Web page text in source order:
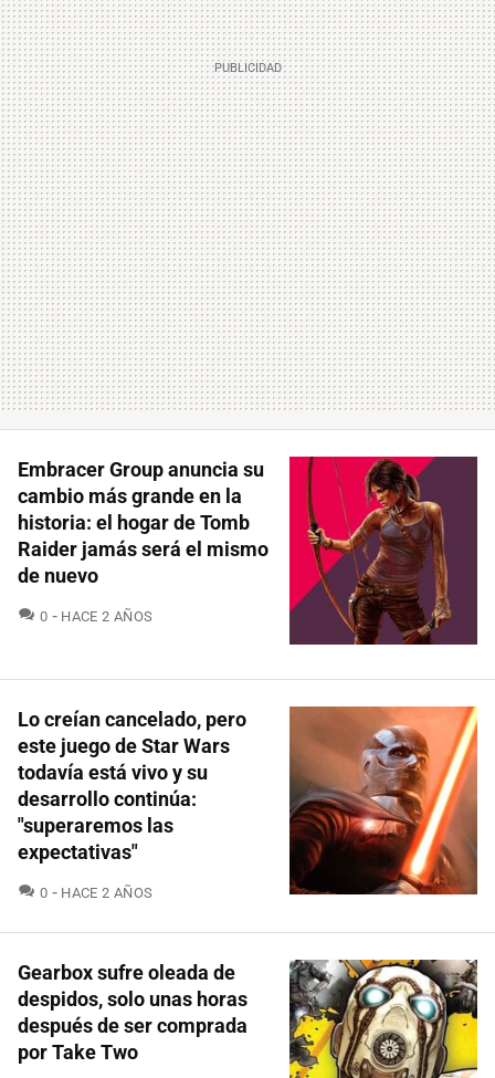
Embracer Group anuncia su
cambio más grande en la
historia: el hogar de Tomb
Raider jamás será el mismo
de nuevo
0 COMENTARIOS
HACE 2 AÑOS
Lo creían cancelado, pero
este juego de Star Wars
todavía está vivo y su
desarrollo continúa:
"superaremos las
expectativas"
0 COMENTARIOS
HACE 2 AÑOS
Gearbox sufre oleada de
despidos, solo unas horas
después de ser comprada
por Take Two